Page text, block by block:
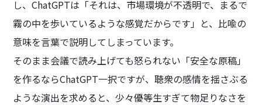
し、ChatGPTは「それは、市場環境が不透明で、まるで
霧の中を歩いているような感覚だからです」と、比喩の
意味を言葉で説明してしまっています。
そのまま会議で読み上げても怒られない「安全な原稿」
を作るならChatGPT一択ですが、聴衆の感情を揺さぶる
ような演出を求めると、少々優等生すぎて物足りなさを